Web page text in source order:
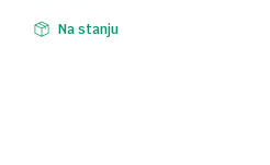
Na stanju